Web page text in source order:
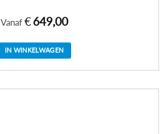
Vanaf € 649,00
IN WINKELWAGEN
heeft